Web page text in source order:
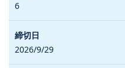
6
2026/9/29